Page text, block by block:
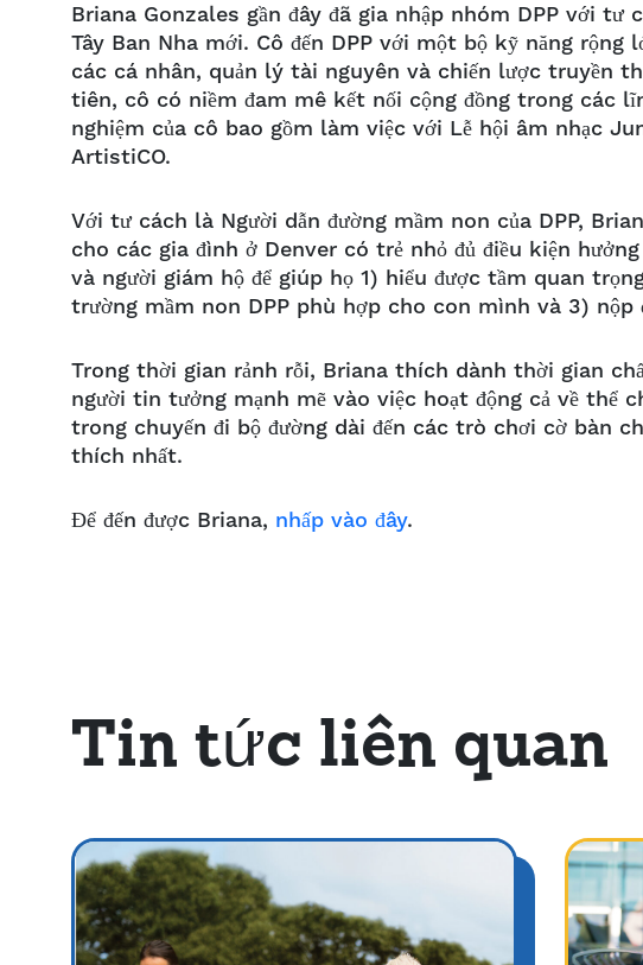
Briana Gonzales gần đây đã gia nhập nhóm DPP với
Tây Ban Nha mới. Cô đến DPP với một bộ kỹ năng
các cá nhân, quản lý tài nguyên và chiến lược truyền
tiên, cô có niềm đam mê kết nối cộng đồng trong các
nghiệm của cô bao gồm làm việc với Lễ hội âm nhạc
ArtistiCO.
Với tư cách là Người dẫn đường mầm non của DPP,
cho các gia đình ở Denver có trẻ nhỏ đủ điều kiện
và người giám hộ để giúp họ 1) hiểu được tầm quan
trường mầm non DPP phù hợp cho con mình và 3) nộp
Trong thời gian rảnh rỗi, Briana thích dành thời gian
người tin tưởng mạnh mẽ vào việc hoạt động cả về
trong chuyến đi bộ đường dài đến các trò chơi cờ bàn
thích nhất.
Để đến được Briana, nhấp vào đây.
Tin tức liên quan